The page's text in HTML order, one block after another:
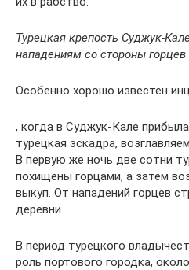
Турецкая крепость Суджук-
нападениям со стороны горцев
Особенно хорошо известен
, когда в Суджук-Кале
турецкая эскадра,
В первую же ночь две сотни
похищены горцами, а затем
выкуп. От нападений горцев
деревни.
В период турецкого
роль портового городка,